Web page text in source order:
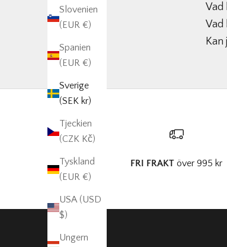
Slovenien
(EUR €)
Spanien
(EUR €)
Sverige
(SEK kr)
Tjeckien
(CZK Kč)
Tyskland
(EUR €)
USA (USD
$)
Ungern
Vad
Vad
FRI FRAKT över 995 kr